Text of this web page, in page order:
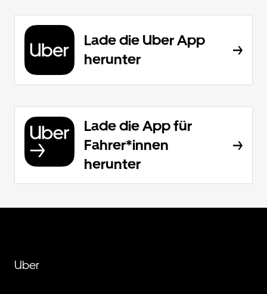
Lade die Uber App
herunter
Lade die App für
Fahrer*innen
herunter
Uber